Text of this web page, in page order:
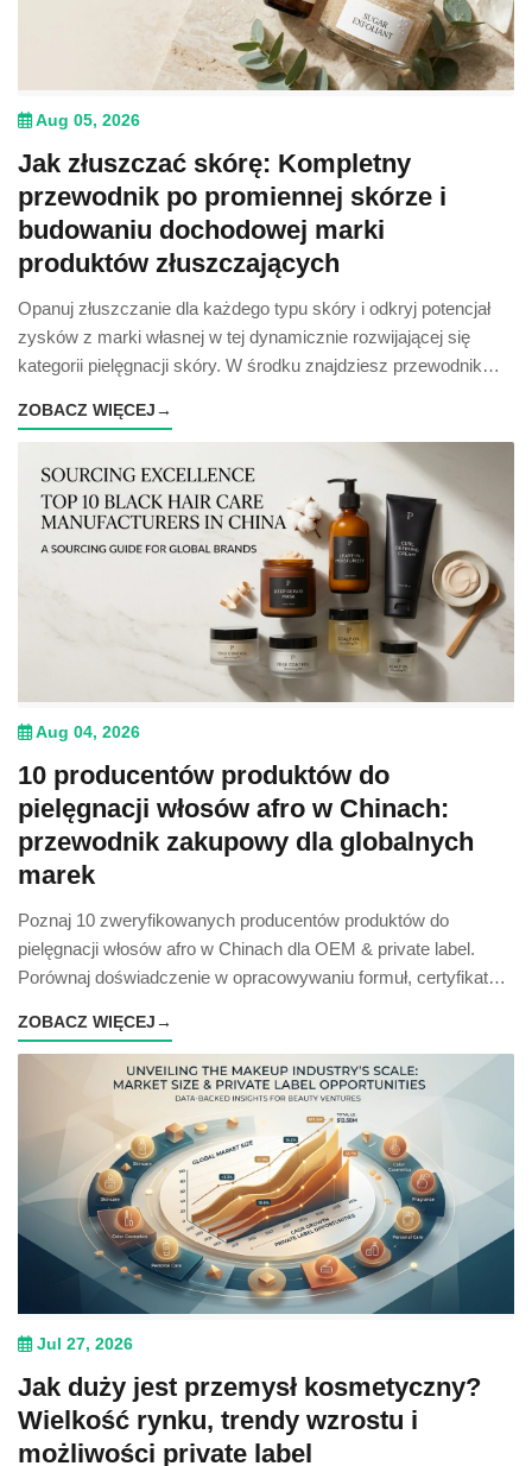
Aug 05, 2026
Jak złuszczać skórę: Kompletny
przewodnik po promiennej skórze i
budowaniu dochodowej marki
produktów złuszczających
Opanuj złuszczanie dla każdego typu skóry i odkryj potencjał
zysków z marki własnej w tej dynamicznie rozwijającej się
kategorii pielęgnacji skóry. W środku znajdziesz przewodnik
ZOBACZ WIĘCEJ→
Aug 04, 2026
10 producentów produktów do
pielęgnacji włosów afro w Chinach:
przewodnik zakupowy dla globalnych
marek
Poznaj 10 zweryfikowanych producentów produktów do
pielęgnacji włosów afro w Chinach dla OEM & private label.
Porównaj doświadczenie w opracowywaniu formuł, certyfikaty i
ZOBACZ WIĘCEJ→
Jul 27, 2026
Jak duży jest przemysł kosmetyczny?
Wielkość rynku, trendy wzrostu i
możliwości private label